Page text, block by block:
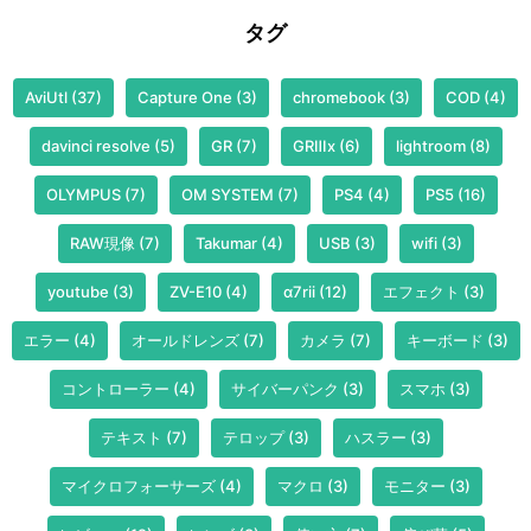
タグ
AviUtl (37) Capture One (3) chromebook (3) COD (4)
davinci resolve (5) GR(7) GRⅢx(6) lightroom(8)
OLYMPUS(7) OM SYSTEM (7) PS4 (4) PS5(16)
RAW現像 (7) Takumar(4) USB (3) wifi(3)
youtube (3) ZV-E10(4) α7rii(12) エフェクト (3)
エラー (4) オールドレンズ(7) カメラ (7) キーボード (3)
コントローラー (4) サイバーパンク (3) スマホ (3)
テキスト (7) テロップ(3) ハスラー (3)
マイクロフォーサーズ(4) マクロ (3) モニター (3)